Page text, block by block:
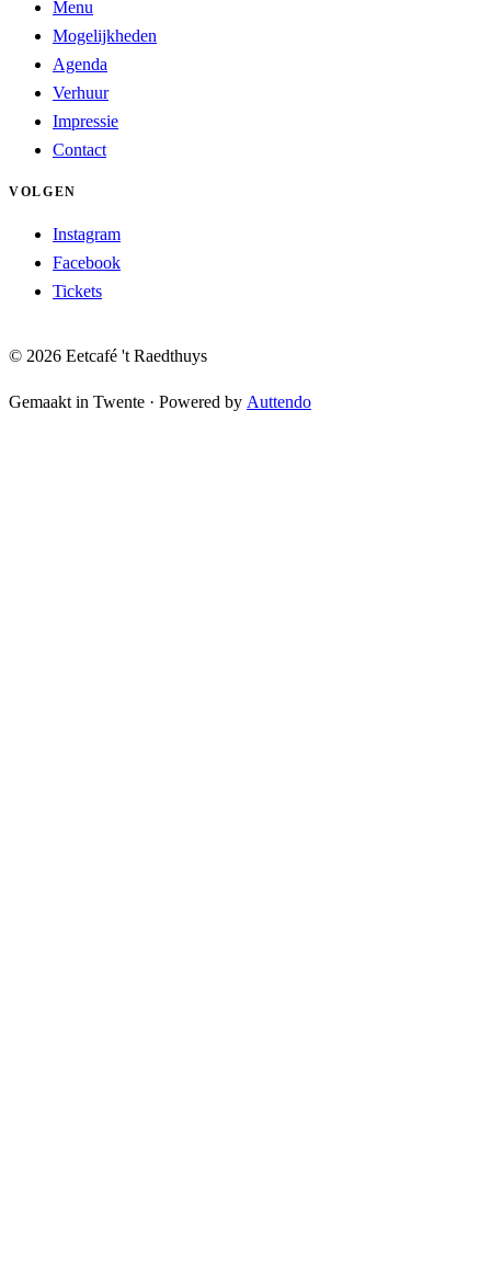
Menu
Mogelijkheden
Agenda
Verhuur
Impressie
Contact
VOLGEN
Instagram
Facebook
Tickets
© 2026 Eetcafé 't Raedthuys
Gemaakt in Twente · Powered by Auttendo